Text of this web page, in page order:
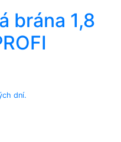
brána 1,8
dní.